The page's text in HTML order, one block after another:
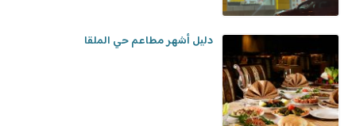
دليل أشهر مطاعم حي الملقا